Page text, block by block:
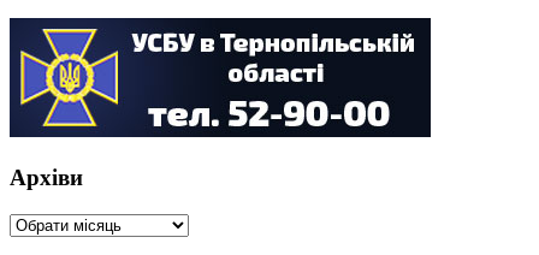
Архіви
Архіви